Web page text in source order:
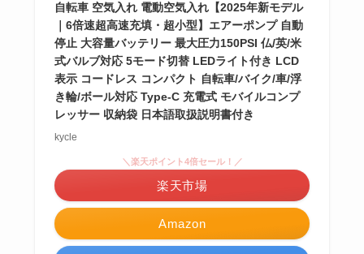
自転車 空気入れ 電動空気入れ【2025年新モデル
｜6倍速超高速充填・超小型】エアーポンプ 自動
停止 大容量バッテリー 最大圧力150PSI 仏/英/米
式バルブ対応 5モード切替 LEDライト付き LCD
表示 コードレス コンパクト 自転車/バイク/車/浮
き輪/ボール対応 Type-C 充電式 モバイルコンプ
レッサー 収納袋 日本語取扱説明書付き
kycle
Amazon
＼楽天ポイント4倍セール！／
楽天市場